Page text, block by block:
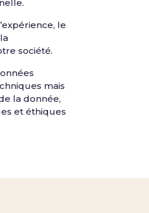
le
société.
mais
la donnée,
et éthiques